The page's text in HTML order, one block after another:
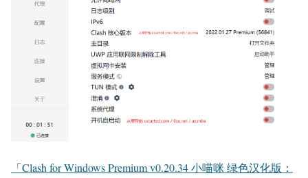
「Clash for Windows Premium v0.20.34 小喵咪 绿色汉化版：